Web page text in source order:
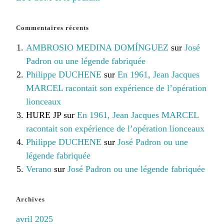
Commentaires récents
AMBROSIO MEDINA DOMÍNGUEZ surJosé
Padron ou une légende fabriquée
Philippe DUCHENE surEn 1961, Jean Jacques
MARCEL racontait son expérience de l’opération
lionceaux
HURE JPsurEn 1961, Jean Jacques MARCEL
racontait son expérience de l’opération lionceaux
Philippe DUCHENE surJosé Padron ou une
légende fabriquée
Verano surJosé Padron ou une légende fabriquée
Archives
avril 2025